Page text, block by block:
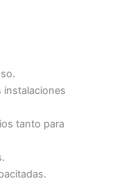
instalaciones
tanto para